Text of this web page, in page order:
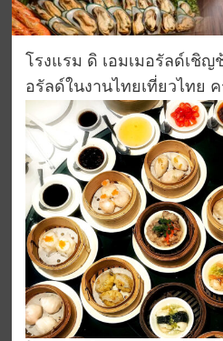
โรงแรม ดิ เอมเมอรัลด์เชิ
อรัลด์ในงานไทยเที่ยวไทย